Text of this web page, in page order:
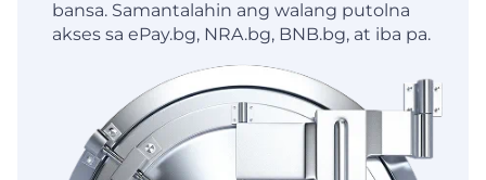
bansa. Samantalahin ang walang putolna
akses sa ePay.bg, NRA.bg, BNB.bg, at iba pa.